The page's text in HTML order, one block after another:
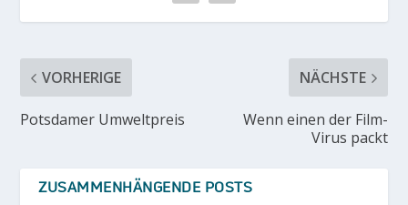
VORHERIGE
Potsdamer Umweltpreis
NÄCHSTE
Wenn einen der Film-
Virus packt
ZUSAMMENHÄNGENDE POSTS